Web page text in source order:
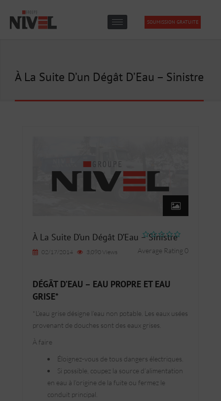
SOUMISSION GRATUITE
À La Suite D’un Dégât D’Eau – Sinistre
À La Suite D’un Dégât D’Eau – Sinistre
Average Rating 0
02/17/2014 3,090 Views
DÉGÂT D’EAU – EAU PROPRE ET EAU
GRISE*
*L’eau grise désigne l’eau non potable. Les eaux usées
provenant de douches sont des eaux grises.
À faire
Éloignez-vous de tous dangers électriques.
Si possible, coupez la source d’alimentation
en eau à l’origine de la fuite ou fermez le
conduit principal.